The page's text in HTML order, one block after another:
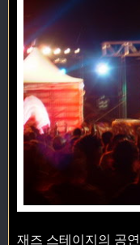
재즈 스테이지의 공